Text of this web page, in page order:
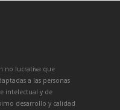
no lucrativa que
a las personas
intelectual y de
desarrollo y calidad